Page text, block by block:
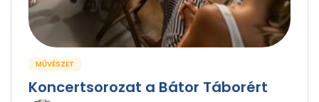
MŰVÉSZET
Koncertsorozat a Bátor Táborért